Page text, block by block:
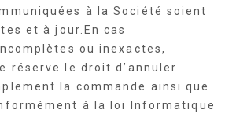
à la Société soient
et à jour.En cas
ou inexactes,
réserve le droit d’annuler
la commande ainsi que
à la loi Informatique